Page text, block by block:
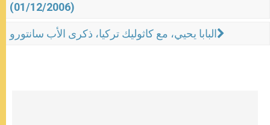
(01/12/2006)
البابا يحيي، مع كاثوليك تركيا، ذكرى الأب سانتورو